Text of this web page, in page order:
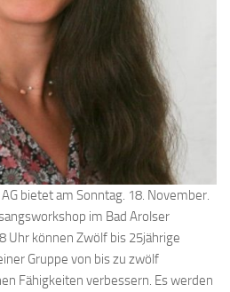
AG bietet am Sonntag. 18. November.
im Bad Arolser
Uhr können Zwölf bis 25jährige
Gruppe von bis zu zwölf
Fähigkeiten verbessern. Es werden